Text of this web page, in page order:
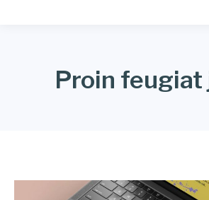
Proin feugiat